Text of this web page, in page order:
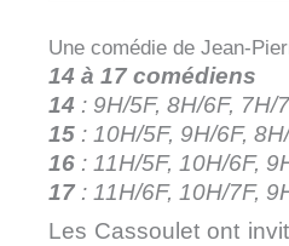
Une comédie de Jean-
14 à 17 comédiens
14 : 9H/5F, 8H/6F, 7H/
15 : 10H/5F, 9H/6F,
16 : 11H/5F, 10H/6F,
17: 11H/6F, 10H/7F,
Les Cassoulet ont